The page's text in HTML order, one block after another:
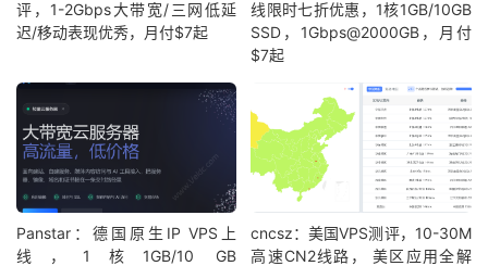
评，1-2Gbps大带宽/三网低延
迟/移动表现优秀，月付$7起
线限时七折优惠，1核1GB/10GB
SSD，1Gbps@2000GB，月付
$7起
Panstar：德国原生IP VPS上
线，1核1GB/10 GB
cncsz：美国VPS测评，10-30M
高速CN2线路， 美区应用全解